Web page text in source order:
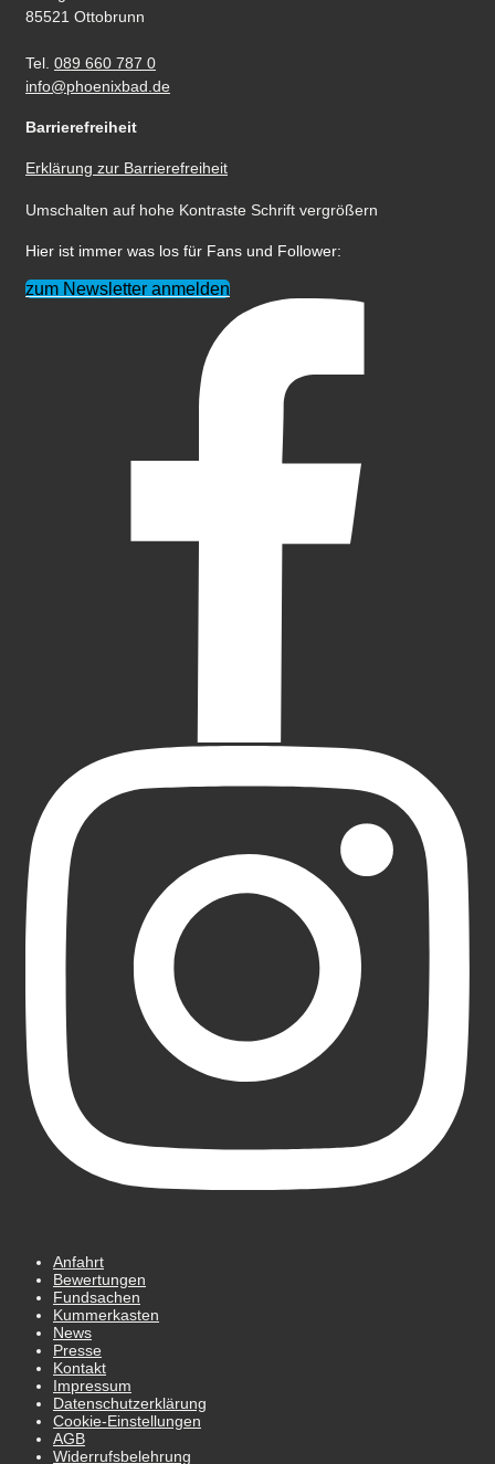
85521 Ottobrunn
Tel. 089 660 787 0
info@phoenixbad.de
Barrierefreiheit
Erklärung zur Barrierefreiheit
Umschalten auf hohe Kontraste Schrift vergrößern
Hier ist immer was los für Fans und Follower:
zum Newsletter anmelden
Anfahrt
Bewertungen
Fundsachen
Kummerkasten
News
Presse
Kontakt
Impressum
Datenschutz­erklärung
Cookie-Einstellungen
AGB
Widerrufsbelehrung